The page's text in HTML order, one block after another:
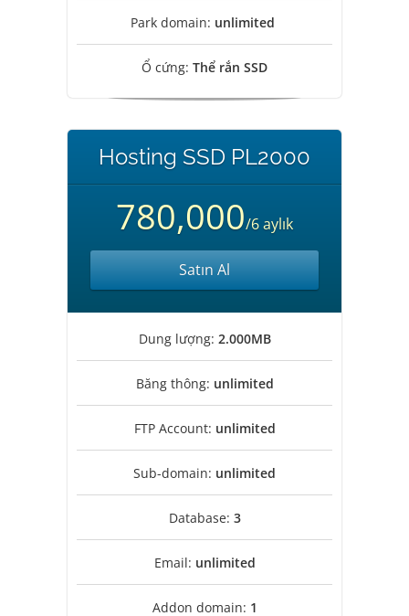
Park domain: unlimited
Ổ cứng: Thể rắn SSD
Hosting SSD PL2000
780,000/6 aylık
Satın Al
Dung lượng: 2.000MB
Băng thông: unlimited
FTP Account: unlimited
Sub-domain: unlimited
Database: 3
Email: unlimited
Addon domain: 1